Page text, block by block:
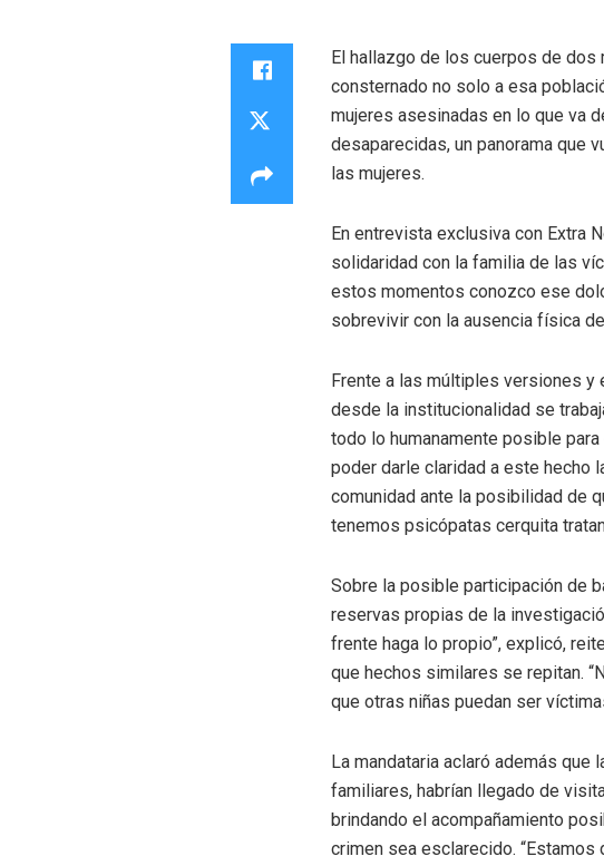
El hallazgo de los cuerpos de
consternado no solo a esa
mujeres asesinadas en lo que va
desaparecidas, un panorama que
las mujeres.
En entrevista exclusiva con Extra
solidaridad con la familia de las
estos momentos conozco ese
sobrevivir con la ausencia física
Frente a las múltiples versiones y
desde la institucionalidad se
todo lo humanamente posible
poder darle claridad a este hecho
comunidad ante la posibilidad de
tenemos psicópatas cerquita
Sobre la posible participación de
reservas propias de la
frente haga lo propio”, explicó,
que hechos similares se repitan.
que otras niñas puedan ser
La mandataria aclaró además
familiares, habrían llegado de
brindando el acompañamiento
crimen sea esclarecido.